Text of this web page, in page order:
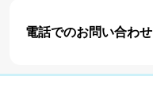
電話でのお問い合わせ